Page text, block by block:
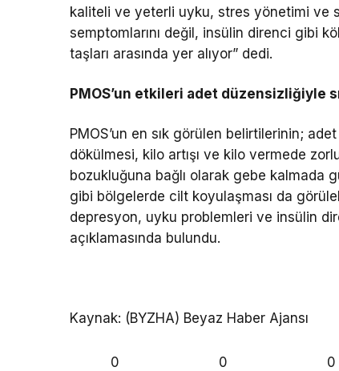
kaliteli ve yeterli uyku, stres yönetimi ve
semptomlarını değil, insülin direnci gibi
taşları arasında yer alıyor” dedi.
PMOS’un etkileri adet düzensizliğiyle
PMOS’un en sık görülen belirtilerinin;
dökülmesi, kilo artışı ve kilo vermede
bozukluğuna bağlı olarak gebe kalmada
gibi bölgelerde cilt koyulaşması da
depresyon, uyku problemleri ve insülin
açıklamasında bulundu.
Kaynak: (BYZHA) Beyaz Haber Ajansı
0 0
0